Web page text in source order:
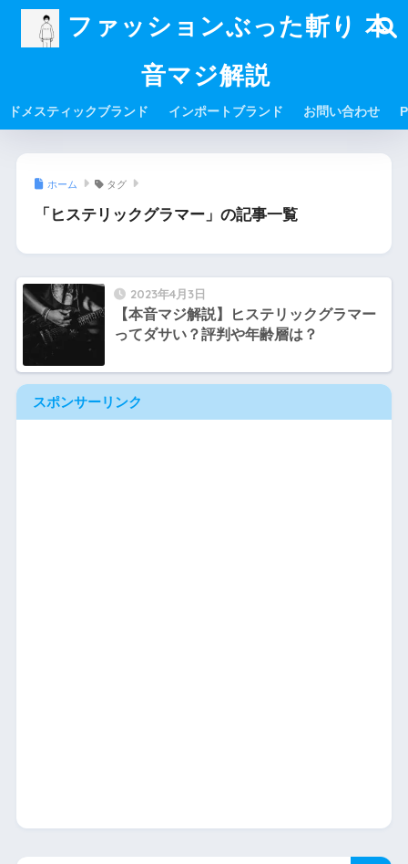
ファッションぶった斬り 本
音マジ解説
ドメスティックブランド インポートブランド お問い合わせ
ホーム タグ
「ヒステリックグラマー」の記事一覧
2023年4月3日
【本音マジ解説】ヒステリックグラマー
ってダサい？評判や年齢層は？
スポンサーリンク